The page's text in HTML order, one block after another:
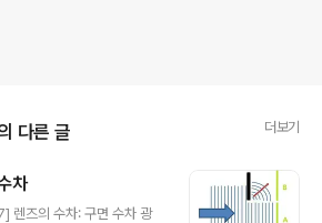
다른 글 더보기
차
렌즈의 수차: 구면 수차 광